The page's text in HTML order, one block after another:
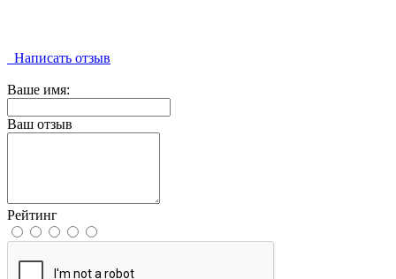
Написать отзыв
Ваше имя:
Ваш отзыв
Рейтинг